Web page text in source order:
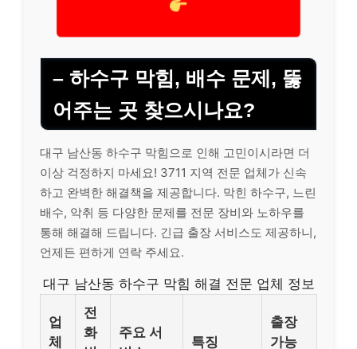
– 하수구 막힘, 배수 문제, 뚫
어주는 곳 찾으시나요?
대구 남산동 하수구 막힘으로 인해 고민이시라면 더
이상 걱정하지 마세요! 3711 지역 전문 업체가 신속
하고 완벽한 해결책을 제공합니다. 막힌 하수구, 느린
배수, 악취 등 다양한 문제를 전문 장비와 노하우를
통해 해결해 드립니다. 긴급 출장 서비스도 제공하니,
언제든 편하게 연락 주세요.
대구 남산동 하수구 막힘 해결 전문 업체 정보
업
체
전
화
주요 서
특징
출장
가능